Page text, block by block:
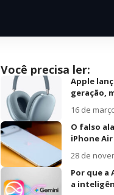
Você precisa ler:
Apple
geração,
16 de
O falso
iPhone Air
28 de
Por que
a